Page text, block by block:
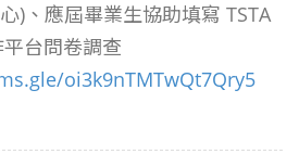
) 、應屆畢業生協助填寫 TSTA
台問卷調查
oi3k9nTMTwQt7Qry5